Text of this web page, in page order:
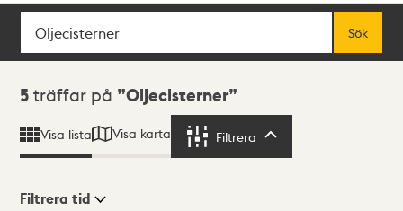
Sök
Sök
Sökresultat
5 träffar på Oljecisterner
Visa lista Visa karta Filtrera
Filtrera tid